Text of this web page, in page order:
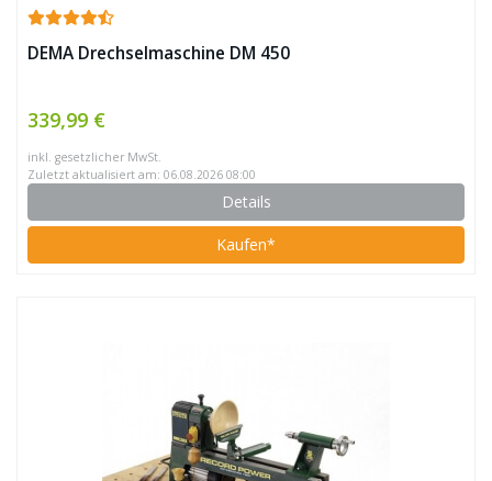
DEMA Drechselmaschine DM 450
339,99 €
inkl. gesetzlicher MwSt.
Zuletzt aktualisiert am: 06.08.2026 08:00
Details
Kaufen*